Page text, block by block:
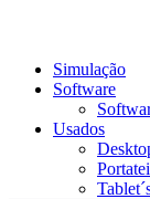
Simulação
Software
Usados